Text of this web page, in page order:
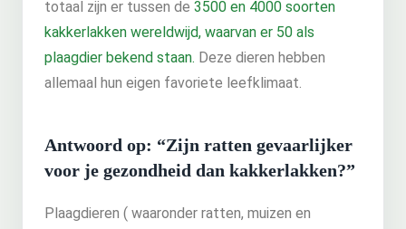
totaal zijn er tussen de 3500 en 4000 soorten
kakkerlakken wereldwijd, waarvan er 50 als
plaagdier bekend staan. Deze dieren hebben
allemaal hun eigen favoriete leefklimaat.
Antwoord op: “Zijn ratten gevaarlijker
voor je gezondheid dan kakkerlakken?”
Plaagdieren ( waaronder ratten, muizen en